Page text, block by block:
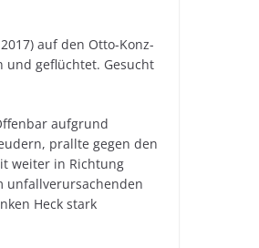
auf den Otto-Konz-
und geflüchtet. Gesucht
aufgrund
prallte gegen den
weiter in Richtung
unfallverursachenden
Heck stark